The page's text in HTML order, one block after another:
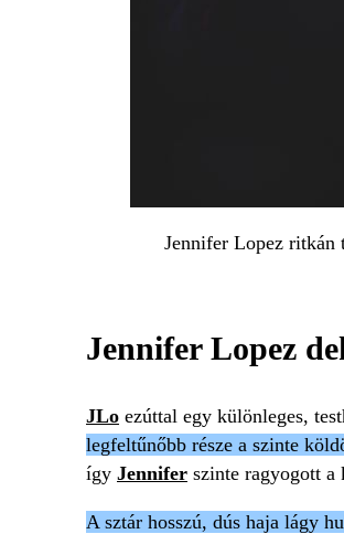
Jennifer Lopez
Jennifer Lopez
JLo ezúttal egy különleges,
legfeltűnőbb része a szinte
így Jennifer szinte ragyogott a
A sztár hosszú, dús haja lágy